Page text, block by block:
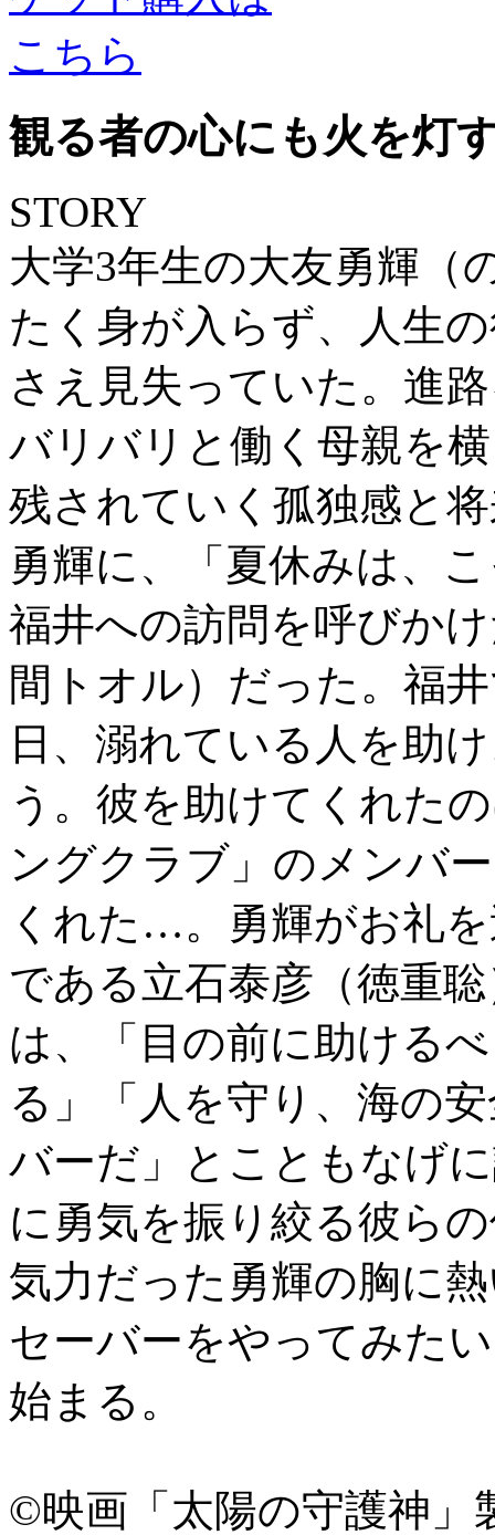
観る者の心にも火を灯
STORY
大学3年生の大友勇輝（
たく身が入らず、人生
さえ見失っていた。進
バリバリと働く母親を
残されていく孤独感と
勇輝に、「夏休みは、
福井への訪問を呼びか
間トオル）だった。福
日、溺れている人を助
う。彼を助けてくれた
ングクラブ」のメンバ
くれた…。勇輝がお礼
である立石泰彦（徳重
は、「目の前に助ける
る」「人を守り、海の
バーだ」とこともなげ
に勇気を振り絞る彼ら
気力だった勇輝の胸に
セーバーをやってみた
始まる。
©映画「太陽の守護神」